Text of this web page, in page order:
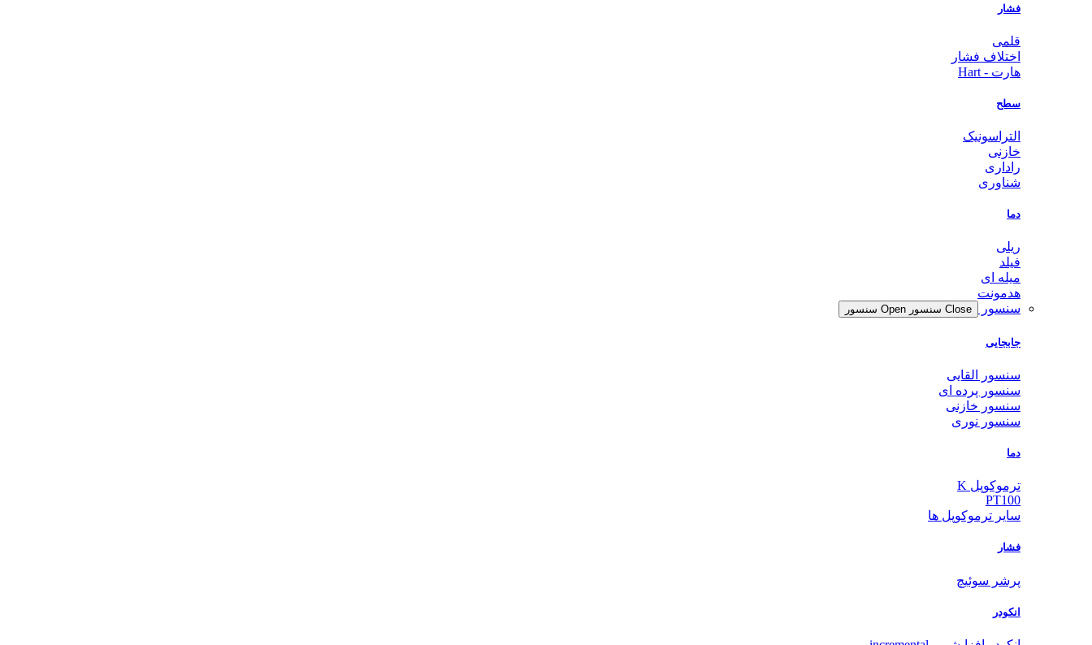
فشار
قلمی
اختلاف فشار
هارت - Hart
سطح
التراسونیک
خازنی
راداری
شناوری
دما
ریلی
فیلد
میله ای
هدمونت
سنسور
Close سنسور Open سنسور
جابجایی
سنسور القایی
سنسور پرده ای
سنسور خازنی
سنسور نوری
دما
ترموکوپل K
PT100
سایر ترموکوپل ها
فشار
پرشر سوئیچ
انکودر